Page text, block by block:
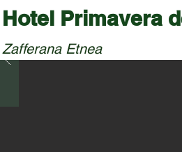
Hotel Primavera
Zafferana Etnea